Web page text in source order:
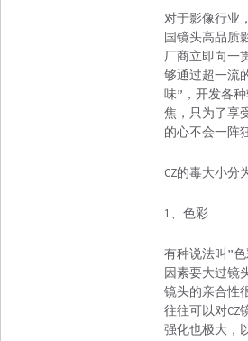
对于影像行业
国镜头高品质
厂商立即向一
够通过超一流
味”，开发各
焦，只为了享
的心不会一阵
CZ的毒大小分
1、色彩
有种说法叫”
因素要大过镜
镜头的亲合性
往往可以对CZ
强化也极大，